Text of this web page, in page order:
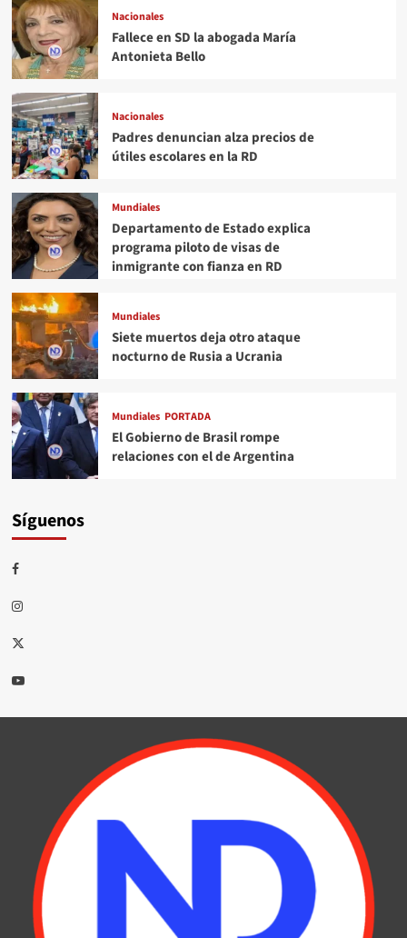
Nacionales
Fallece en SD la abogada María
Antonieta Bello
Nacionales
Padres denuncian alza precios de
útiles escolares en la RD
Mundiales
Departamento de Estado explica
programa piloto de visas de
inmigrante con fianza en RD
Mundiales
Siete muertos deja otro ataque
nocturno de Rusia a Ucrania
Mundiales PORTADA
El Gobierno de Brasil rompe
relaciones con el de Argentina
Síguenos